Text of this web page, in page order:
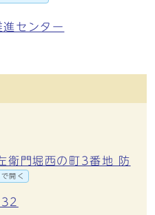
センター
門堀西の町3番地 防
開く